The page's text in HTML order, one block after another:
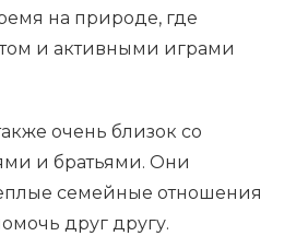
на природе, где
и активными играми
очень близок со
и братьями. Они
семейные отношения
друг другу.